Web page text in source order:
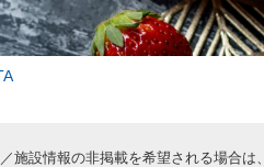
／施設情報の非掲載を希望される場合は、